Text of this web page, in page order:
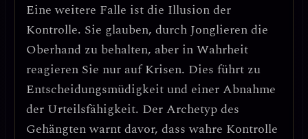
Eine weitere Falle ist die Illusion der
Kontrolle. Sie glauben, durch Jonglieren die
Oberhand zu behalten, aber in Wahrheit
reagieren Sie nur auf Krisen. Dies führt zu
Entscheidungsmüdigkeitund einer Abnahme
der Urteilsfähigkeit. Der Archetyp des
Gehängten warnt davor, dass wahre Kontrolle